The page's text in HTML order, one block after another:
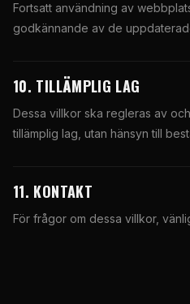
Fortsatt användning av
godkännande av de
10. TILLÄMPLIG LAG
Dessa villkor ska regleras av
tillämplig lag, utan hänsyn till
11. KONTAKT
För frågor om dessa villkor,